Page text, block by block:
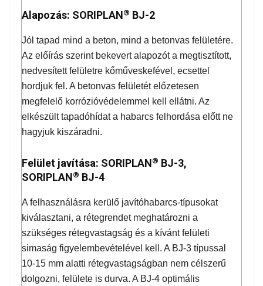
Alapozás: SORIPLAN® BJ-2
Jól tapad mind a beton, mind a betonvas felületére.
Az előírás szerint bekevert alapozót a megtisztított,
nedvesített felületre kőműveskefével, ecsettel
hordjuk fel. A betonvas felületét előzetesen
megfelelő korrózióvédelemmel kell ellátni. Az
elkészült tapadóhídat a habarcs felhordása előtt ne
hagyjuk kiszáradni.
Felület javítása: SORIPLAN® BJ-3,
SORIPLAN® BJ-4
A felhasználásra kerülő javítóhabarcs-típusokat
kiválasztani, a rétegrendet meghatározni a
szükséges rétegvastagság és a kívánt felületi
simaság figyelembevételével kell. A BJ-3 típussal
10-15 mm alatti rétegvastagságban nem célszerű
dolgozni, felülete is durva. A BJ-4 optimális